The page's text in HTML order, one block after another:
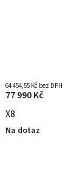
X8
Na dotaz
64 454,55 Kč bez DPH
77 990 Kč